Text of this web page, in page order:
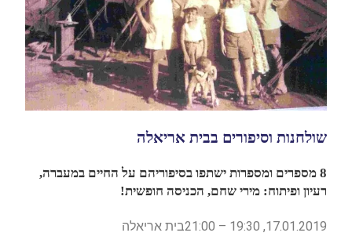
שולחנות וסיפורים בבית אריאלה
8 מספרים ומספרות ישתפו בסיפוריהם על החיים במעברה,
רעיון ופיתוח: מירי שחם, הכניסה חופשית!
17.01.2019, 19:30 – 21:00בית אריאלה